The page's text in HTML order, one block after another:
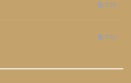
236
235